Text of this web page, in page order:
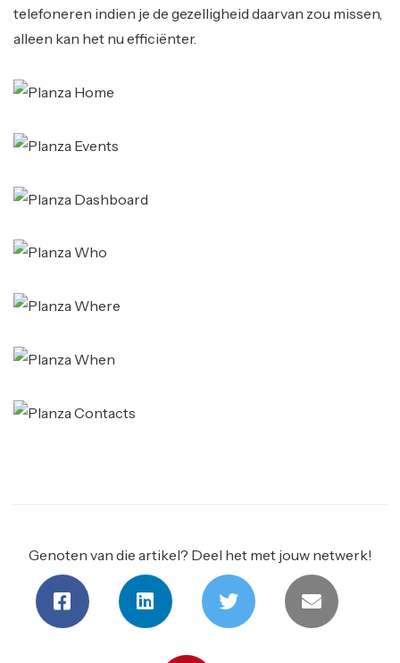
telefoneren indien je de gezelligheid daarvan zou missen,
alleen kan het nu efficiënter.
Genoten van die artikel? Deel het met jouw netwerk!